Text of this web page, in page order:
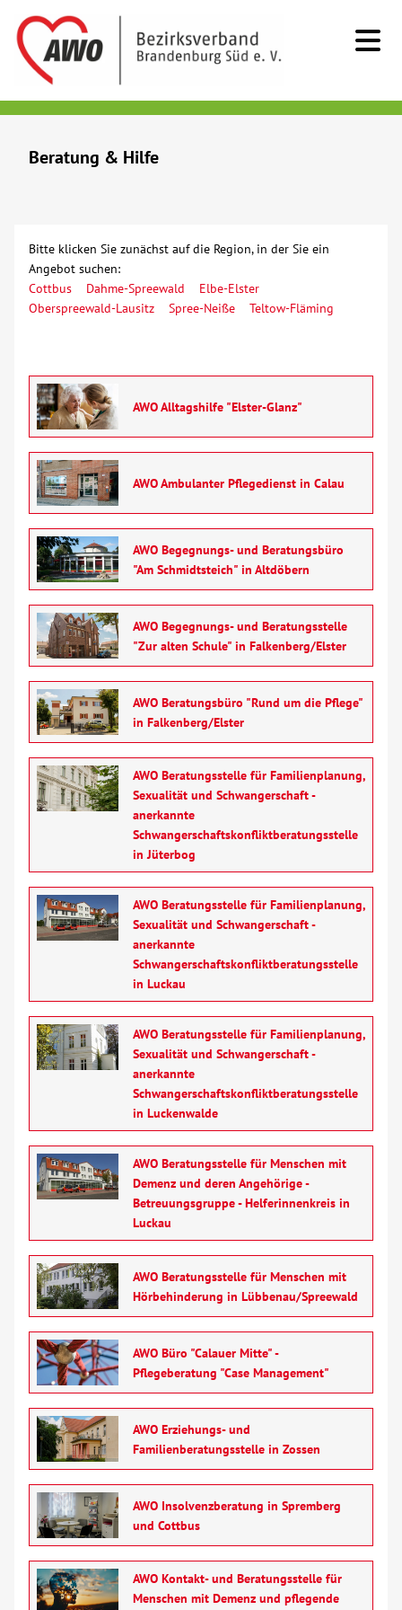
Beratung & Hilfe
Erziehungs- und Familienberatung
Hörbehinderung
Migration
Schwangerschaft
Supervision und Teambegleitung
Wohnungslosigkeit
Begegnung
Bildung
Veranstaltungen
Spenden
Karriere
Glossar
Suche
AWO BB Süd
Beratung & Hilfe
Bitte klicken Sie zunächst auf die Region, in der Sie ein
Angebot suchen:
Cottbus
Dahme-Spreewald
Elbe-Elster
Oberspreewald-Lausitz
Spree-Neiße Teltow-Fläming
AWO Alltagshilfe "Elster-Glanz"
AWO Ambulanter Pflegedienst in Calau
AWO Begegnungs- und Beratungsbüro
"Am Schmidtsteich" in Altdöbern
AWO Begegnungs- und Beratungsstelle
"Zur alten Schule" in Falkenberg/Elster
AWO Beratungsbüro "Rund um die Pflege"
in Falkenberg/Elster
AWO Beratungsstelle für Familienplanung,
Sexualität und Schwangerschaft -
anerkannte
Schwangerschaftskonfliktberatungsstelle
in Jüterbog
AWO Beratungsstelle für Familienplanung,
Sexualität und Schwangerschaft -
anerkannte
Schwangerschaftskonfliktberatungsstelle
in Luckau
AWO Beratungsstelle für Familienplanung,
Sexualität und Schwangerschaft -
anerkannte
Schwangerschaftskonfliktberatungsstelle
in Luckenwalde
AWO Beratungsstelle für Menschen mit
Demenz und deren Angehörige -
Betreuungsgruppe - Helferinnenkreis in
Luckau
AWO Beratungsstelle für Menschen mit
Hörbehinderung in Lübbenau/Spreewald
AWO Büro "Calauer Mitte" -
Pflegeberatung "Case Management"
AWO Erziehungs- und
Familienberatungsstelle in Zossen
AWO Insolvenzberatung in Spremberg
und Cottbus
AWO Kontakt- und Beratungsstelle für
Menschen mit Demenz und pflegende